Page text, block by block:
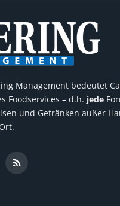
Management bedeutet
Foodservices – d.h. jede
und Getränken außer
RSS